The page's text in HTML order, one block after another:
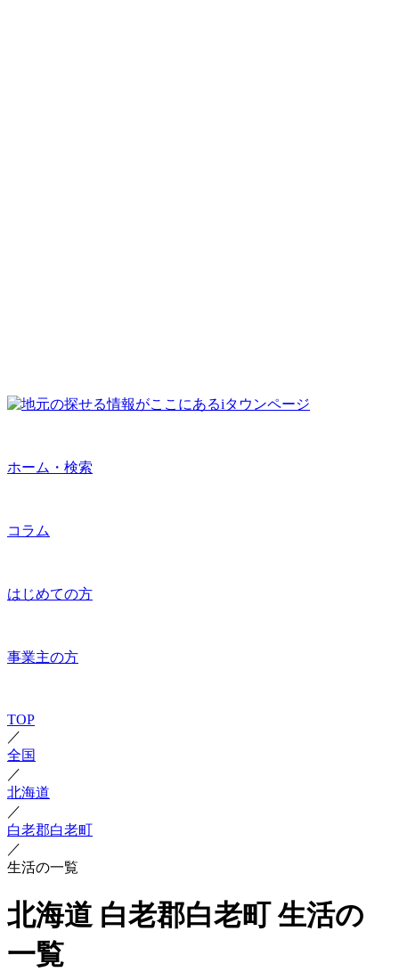
ホーム・検索
コラム
はじめての方
事業主の方
TOP
／
全国
／
北海道
／
白老郡白老町
／
生活の一覧
北海道 白老郡白老町 生活の
一覧